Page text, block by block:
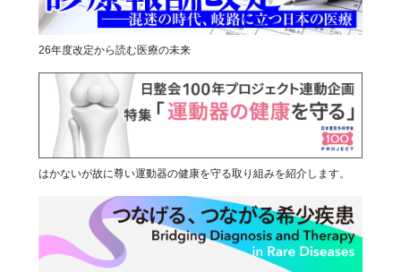
26年度改定から読む医療の未来
はかないが故に尊い運動器の健康を守る取り組みを紹介します。